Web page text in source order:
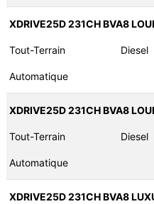
XDRIVE25D 231CH BVA8
Tout-Terrain Diesel
Automatique
XDRIVE25D 231CH BVA8
Tout-Terrain Diesel
Automatique
XDRIVE25D 231CH BVA8